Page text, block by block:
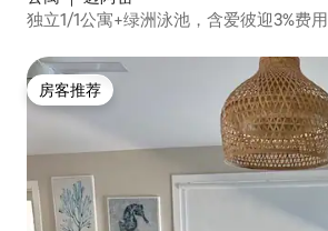
独立1/1公寓+绿洲泳池，含爱彼迎3%费用
房客推荐
房客推荐